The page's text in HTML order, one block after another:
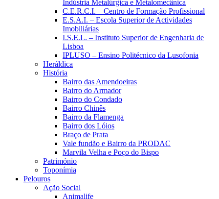
Indústria Metalúrgica e Metalomecânica
C.E.R.C.I. – Centro de Formação Profissional
E.S.A.I. – Escola Superior de Actividades
Imobiliárias
I.S.E.L. – Instituto Superior de Engenharia de
Lisboa
IPLUSO – Ensino Politécnico da Lusofonia
Heráldica
História
Bairro das Amendoeiras
Bairro do Armador
Bairro do Condado
Bairro Chinês
Bairro da Flamenga
Bairro dos Lóios
Braço de Prata
Vale fundão e Bairro da PRODAC
Marvila Velha e Poço do Bispo
Património
Toponímia
Pelouros
Ação Social
Animalife